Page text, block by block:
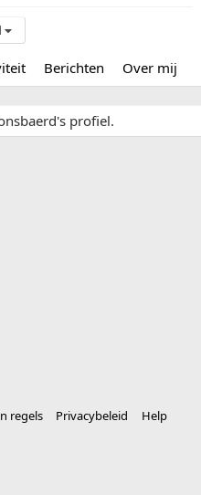
Berichten Over mij
profiel.
regels Privacybeleid
Help